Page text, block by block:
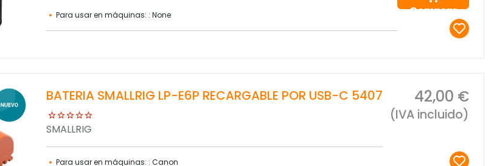
Para usar en máquinas: : None Comprar
BATERIA SMALLRIG LP-E6P RECARGABLE POR USB-C 5407
SMALLRIG
Para usar en máquinas: : Canon
42,00 €
(IVA incluido)